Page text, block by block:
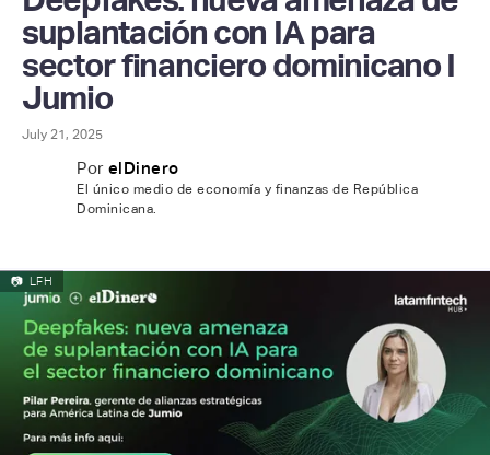
suplantación con IA para
sector financiero dominicano I
Jumio
July 21, 2025
Por elDinero
El único medio de economía y finanzas de República
Dominicana.
📷 LFH